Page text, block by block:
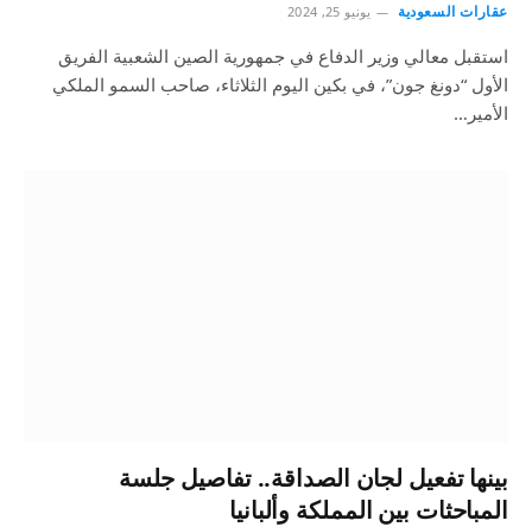
عقارات السعودية يونيو 25, 2024
استقبل معالي وزير الدفاع في جمهورية الصين الشعبية الفريق
الأول “دونغ جون”، في بكين اليوم الثلاثاء، صاحب السمو الملكي
الأمير…
بينها تفعيل لجان الصداقة.. تفاصيل جلسة
المباحثات بين المملكة وألبانيا